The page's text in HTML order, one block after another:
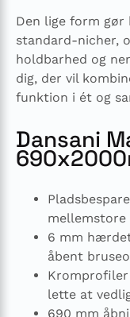
Den lige form
standard-nicher,
holdbarhed og
dig, der vil
funktion i ét og
Dansani
6 mm
åbent
lette at
690 mm